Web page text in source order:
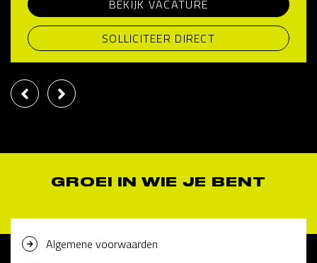
BEKIJK VACATURE
SOLLICITEER DIRECT
GROEI IN WIE JE BENT
Algemene voorwaarden